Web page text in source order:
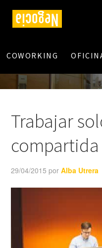
COWORKING
Trabajar
compartida
29/04/2015 porAlba Utrera